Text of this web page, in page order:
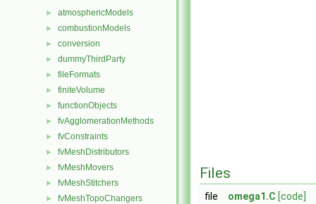
► atmosphericModels
► combustionModels
► conversion
► dummyThirdParty
► fileFormats
► finiteVolume
► functionObjects
► fvAgglomerationMethods
► fvConstraints
► fvMeshDistributors
► fvMeshMovers
► fvMeshStitchers
► fvMeshTopoChangers
Files
file omega1.C [code]